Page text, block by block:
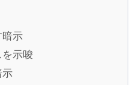
暗示
示唆
示